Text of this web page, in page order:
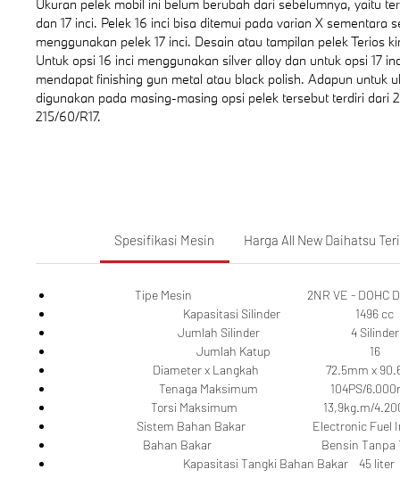
Ukuran pelek mobil ini belum berubah dari sebelumnya, yaitu
dan 17 inci. Pelek 16 inci bisa ditemui pada varian X sementara
menggunakan pelek 17 inci. Desain atau tampilan pelek Terios
Untuk opsi 16 inci menggunakan silver alloy dan untuk opsi 17
mendapat finishing gun metal atau black polish. Adapun untuk
digunakan pada masing-masing opsi pelek tersebut terdiri dari
215/60/R17.
Spesifikasi Mesin Harga All New Daihatsu
Tipe Mesin 2NR VE - DOHC
Kapasitasi Silinder 1496 cc
Jumlah Silinder 4 Silinder
Jumlah Katup 16
Diameter x Langkah 72.5mm x
Tenaga Maksimum 104PS/
Torsi Maksimum 13,9kg.m/
Sistem Bahan Bakar Electronic Fuel
Bahan Bakar Bensin Tanpa
Kapasitasi Tangki Bahan Bakar 45 liter